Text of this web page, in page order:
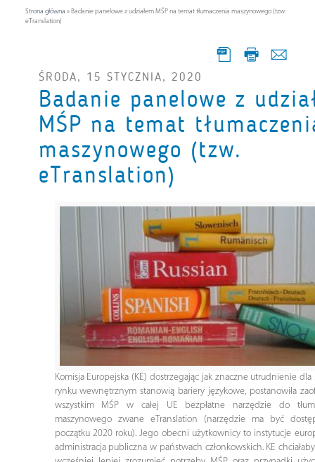
Strona główna » Badanie panelowe z udziałem MŚP na temat tłumaczenia maszynowego (tzw.
eTranslation)
ŚRODA, 15 STYCZNIA, 2020
Badanie panelowe z
MŚP na temat
maszynowego (tzw.
eTranslation)
Komisja Europejska (KE) dostrzegając jak znaczne utrudnienie dla
rynku wewnętrznym stanowią bariery językowe, postanowiła
wszystkim MŚP w całej UE bezpłatne narzędzie do
maszynowego zwane eTranslation (narzędzie ma być
początku 2020 roku). Jego obecni użytkownicy to instytucje
administracja publiczna w państwach członkowskich. KE